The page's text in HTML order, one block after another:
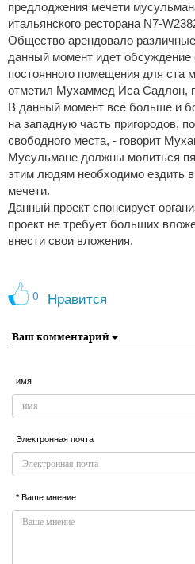
предлоджения мечети
итальянского ресторана N7-
Общество арендовало
данный момент идет обсуждение
постоянного помещения для ста
отметил Мухаммед Иса Садлон,
В данный момент все больше и
на западную часть пригородов,
свободного места, - говорит
Мусульмане должны молиться
этим людям необходимо ездить
мечети.
Данный проект спонсирует
проект не требует больших
внести свои вложения.
0 Нравится
Ваш комментарий
имя
Электронная почта
* Ваше мнение